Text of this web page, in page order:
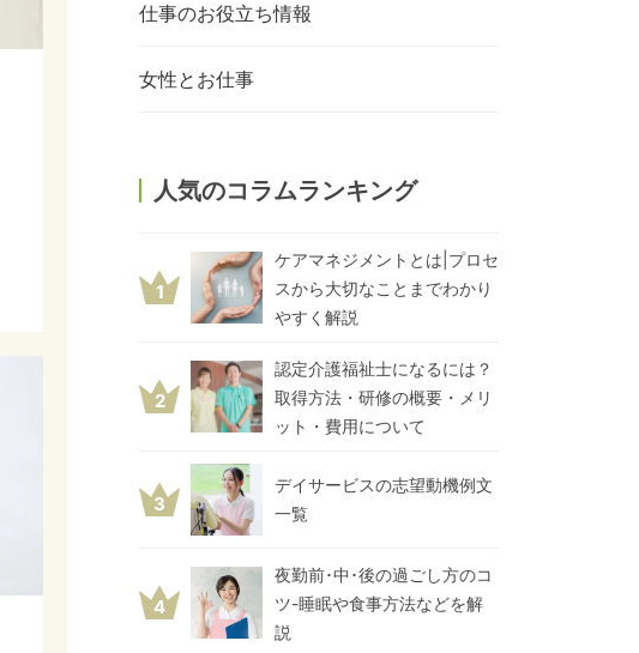
仕事のお役立ち情報
女性とお仕事
人気のコラムランキング
1
ケアマネジメントとは|プロセ
スから大切なことまでわかり
やすく解説
2
認定介護福祉士になるには？
取得方法・研修の概要・メリ
ット・費用について
3
デイサービスの志望動機例文
一覧
4
夜勤前･中･後の過ごし方のコ
ツ-睡眠や食事方法などを解
説